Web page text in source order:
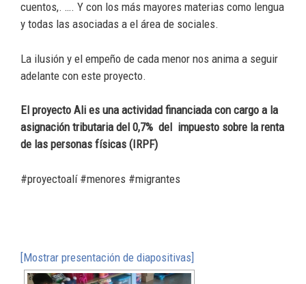
cuentos,. …. Y con los más mayores materias como lengua
y todas las asociadas a el área de sociales.
La ilusión y el empeño de cada menor nos anima a seguir
adelante con este proyecto.
El proyecto Ali es una actividad financiada con cargo a la
asignación tributaria del 0,7% del impuesto sobre la renta
de las personas físicas (IRPF)
#proyectoalí #menores #migrantes
[Mostrar presentación de diapositivas]